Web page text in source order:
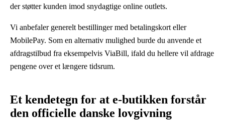
der støtter kunden imod snydagtige online outlets.
Vi anbefaler generelt bestillinger med betalingskort eller
MobilePay. Som en alternativ mulighed burde du anvende et
afdragstilbud fra eksempelvis ViaBill, ifald du hellere vil afdrage
pengene over et længere tidsrum.
Et kendetegn for at e-butikken forstår
den officielle danske lovgivning